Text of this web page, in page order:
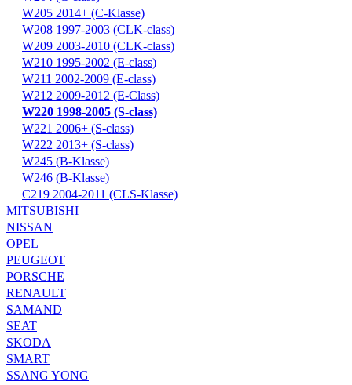
W205 2014+ (C-Klasse)
W208 1997-2003 (CLK-class)
W209 2003-2010 (CLK-class)
W210 1995-2002 (E-class)
W211 2002-2009 (E-class)
W212 2009-2012 (E-Class)
W220 1998-2005 (S-class)
W221 2006+ (S-class)
W222 2013+ (S-class)
W245 (B-Klasse)
W246 (B-Klasse)
С219 2004-2011 (CLS-Klasse)
MITSUBISHI
NISSAN
OPEL
PEUGEOT
PORSCHE
RENAULT
SAMAND
SEAT
SKODA
SMART
SSANG YONG